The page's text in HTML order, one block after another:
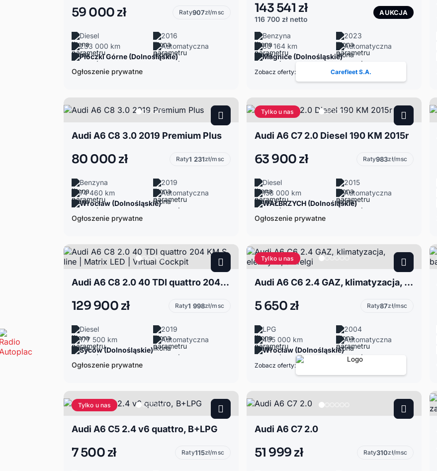
59 000 zł Raty907zł/msc
Diesel
2016
233 000 km
Automatyczna
Płóczki Górne (Dolnośląskie)
Ogłoszenie prywatne
143 541 zł
116 700 zł netto
AUKCJA
Benzyna
2023
80 164 km
Automatyczna
Magnice (Dolnośląskie)
Zobacz oferty: Carefleet S.A.
Audi A6 C8 3.0 2019 Premium Plus
80 000 zł Raty1 231zł/msc
Benzyna
2019
74 460 km
Automatyczna
Wrocław (Dolnośląskie)
Ogłoszenie prywatne
Tylko u nas
Audi A6 C7 2.0 Diesel 190 KM 2015r
63 900 zł Raty983zł/msc
Diesel
2015
158 000 km
Automatyczna
WAŁBRZYCH (Dolnośląskie)
Ogłoszenie prywatne
Audi A6 C8 2.0 40 TDI quattro 204 KM S line | Matrix LED | Virtual Cockpit
129 900 zł Raty1 998zł/msc
Diesel
2019
177 500 km
Automatyczna
Syców (Dolnośląskie)
Ogłoszenie prywatne
Tylko u nas
Audi A6 C6 2.4 GAZ, klimatyzacja, elektryka, alufelgi
5 650 zł Raty87zł/msc
LPG
2004
405 000 km
Automatyczna
Wrocław (Dolnośląskie)
Zobacz oferty:
Tylko u nas
Audi A6 C5 2.4 v6 quattro, B+LPG
7 500 zł Raty115zł/msc
Audi A6 C7 2.0
51 999 zł Raty310zł/msc